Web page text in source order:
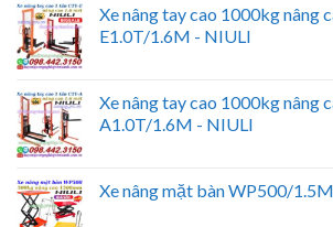
Xe nâng tay cao 1000kg nâng
E1.0T/1.6M - NIULI
Xe nâng tay cao 1000kg nâng
A1.0T/1.6M - NIULI
Xe nâng mặt bàn WP500/